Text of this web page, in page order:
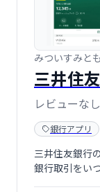
みついすみと
三井住
レビューなし
銀行アプリ
三井住友銀行
銀行取引をい